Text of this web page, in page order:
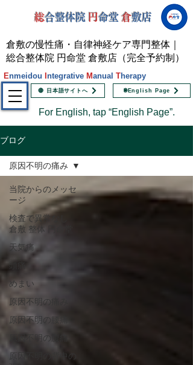
総合整体院 円命堂倉敷店
Enmeidou ntegrative Manual Therapy
🌐English Page
For English, tap “English Page”.
🔴 日本語サイトへ
倉敷の慢性痛・自律神経ケア専門整体｜
総合整体院 円命堂 倉敷店（完全予約制）
ブログ
当院からのメッセ
ージ
検査で異常なし
倉敷 整体 円命堂
天気痛
頭痛
めまい
原因不明の痛み
原因不明の腰痛
原因不明の腹痛
原因不明の背中の
原因不明の痛み